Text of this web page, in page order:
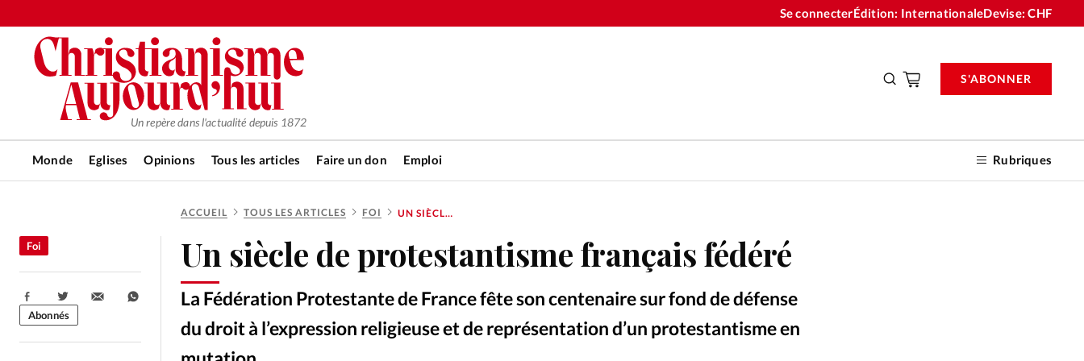
Se connecterÉdition: InternationaleDevise:CHF
Un repère dans l'actualité depuis 1872
Monde Eglises Opinions Tous les articles Faire un don Emploi Rubriques
S'ABONNER
RUBRIQUES
Tous les articles
Actualité chrétienne
Actualité internationale
Chronique
Les abonnements
Faire un don
ACCUEIL TOUS LES ARTICLES FOI UN SIÈCLE DE PROTESTANTISME FRANÇAIS FÉDÉRÉ
Un siècle de protestantisme français fédéré
La Fédération Protestante de France fête son centenaire sur fond de défense
du droit à l’expression religieuse et de représentation d’un protestantisme en
Foi
Partager:
Abonnés